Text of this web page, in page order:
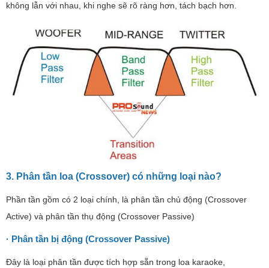
không lẫn với nhau, khi nghe sẽ rõ ràng hơn, tách bạch hơn.
3. Phân tần loa (Crossover) có những loại nào?
Phần tần gồm có 2 loại chính, là phân tần chủ động (Crossover
Active) và phân tần thụ động (Crossover Passive)
· Phân tần bị động (Crossover Passive)
Đây là loại phân tần được tích hợp sẵn trong loa karaoke,